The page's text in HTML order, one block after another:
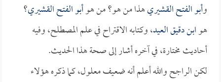
وأبو الفتح القشيريهذا من هو؟ من هوأبو الفتح القشيري؟
هوابن دقيق العيد، وكتابه الاقتراح في علم المصطلح، وفيه
أحاديث مختارة، في آخره أشار إلى صحة هذا الحديث.
لكن الراجح والله أعلم أنه ضعيف معلول، كما ذكره هؤلاء